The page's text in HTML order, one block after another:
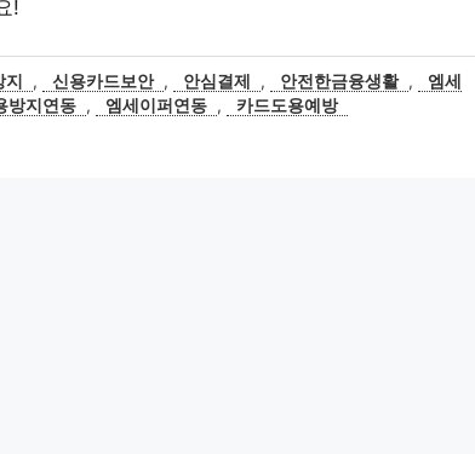
!
, 신용카드보안 , 안심결제 , 안전한금융생활 ,
엠세
방지연동 , 엠세이퍼연동 , 카드도용예방